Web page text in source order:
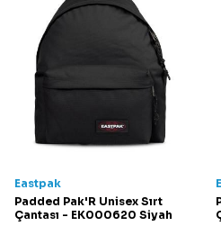
Eastpak
Padded Pak'R Unisex Sırt
Çantası - EK000620 Siyah